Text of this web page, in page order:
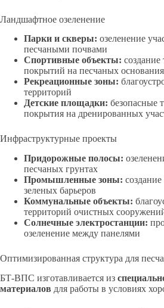
Ландшафтное озеленение
Парки и скверы: озеленение
песчаными почвами
Спортивные объекты:
покрытий на песчаных
Рекреационные зоны:
территорий
Детские площадки: безопасные
покрытия на дренированных
Инфраструктурные проекты
Придорожные полосы:
песчаных грунтах
Промышленные зоны:
зеленых барьеров
Коммунальные объекты:
территорий очистных
Солнечные электростанции:
озеленение между панелями
Оптимизированная структура для
БТ-ВПС изготавливается из
материалов для работы в условиях